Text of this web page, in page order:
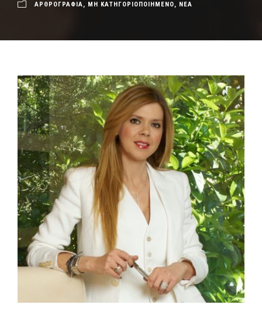
ΑΡΘΡΟΓΡΑΦΙΑ, ΜΗ ΚΑΤΗΓΟΡΙΟΠΟΙΗΜΕΝΟ, ΝΕΑ